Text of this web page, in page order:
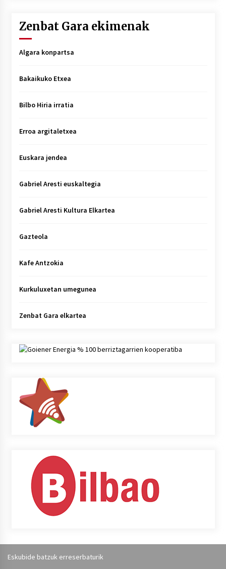
Zenbat Gara ekimenak
Algara konpartsa
Bakaikuko Etxea
Bilbo Hiria irratia
Erroa argitaletxea
Euskara jendea
Gabriel Aresti euskaltegia
Gabriel Aresti Kultura Elkartea
Gazteola
Kafe Antzokia
Kurkuluxetan umegunea
Zenbat Gara elkartea
Eskubide batzuk erreserbaturik